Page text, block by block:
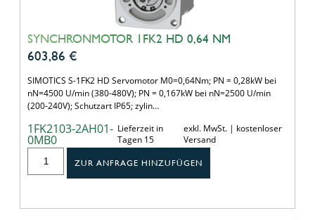
SYNCHRONMOTOR 1FK2 HD 0,64 NM
603,86 €
SIMOTICS S-1FK2 HD Servomotor M0=0,64Nm; PN = 0,28kW bei
nN=4500 U/min (380-480V); PN = 0,167kW bei nN=2500 U/min
(200-240V); Schutzart IP65; zylin…
1FK2103-2AH01-
0MB0
Lieferzeit in
Tagen 15
exkl. MwSt. | kostenloser
Versand
ZUR ANFRAGE HINZUFÜGEN